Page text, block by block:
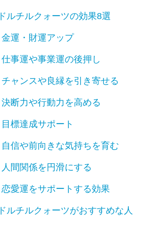
ルチルクォーツの効果8選
金運・財運アップ
仕事運や事業運の後押し
ャンスや良縁を引き寄せる
断力や行動力を高める
標達成サポート
自信や前向きな気持ちを育む
人間関係を円滑にする
愛運をサポートする効果
ルチルクォーツがおすすめな人